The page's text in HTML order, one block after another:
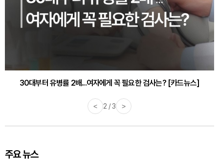
30대부터 유병률 2배...여자에게 꼭 필요한 검사는? [카드뉴스]
감기·독감 예방하고 면역력 높이는 4가지 영양제 [카드뉴스]
< 2 / 3 >
주요 뉴스